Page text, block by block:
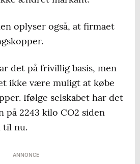
oplyser også, at firmaet
det på frivillig basis, men
ikke være muligt at købe
Ifølge selskabet har det
på 2243 kilo CO2 siden
til nu.
ANNONCE